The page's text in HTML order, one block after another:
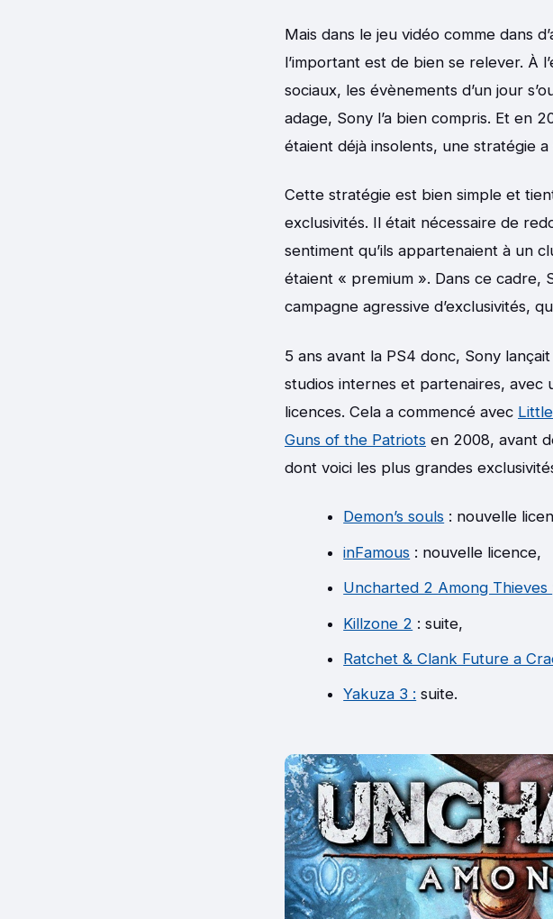
Mais dans le jeu vidéo comme dans
l’important est de bien se relever. À
sociaux, les évènements d’un jour
adage, Sony l’a bien compris. Et en
étaient déjà insolents, une stratégie
Cette stratégie est bien simple et
exclusivités. Il était nécessaire de
sentiment qu’ils appartenaient à un
étaient « premium ». Dans ce cadre,
campagne agressive d’exclusivités,
5 ans avant la PS4 donc, Sony
studios internes et partenaires, avec
licences. Cela a commencé avec
Guns of the Patriots en 2008, avant
dont voici les plus grandes
Demon’s souls : nouvelle
inFamous : nouvelle licence,
Uncharted 2 Among Thieves
Killzone 2 : suite,
Ratchet & Clank Future a
Yakuza 3 : suite.